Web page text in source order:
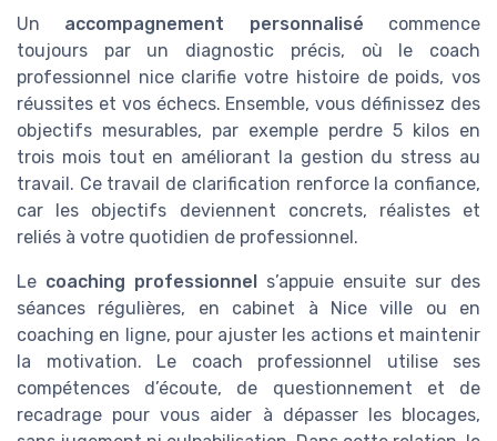
Un accompagnement personnalisé commence
toujours par un diagnostic précis, où le coach
professionnel nice clarifie votre histoire de poids, vos
réussites et vos échecs. Ensemble, vous définissez des
objectifs mesurables, par exemple perdre 5 kilos en
trois mois tout en améliorant la gestion du stress au
travail. Ce travail de clarification renforce la confiance,
car les objectifs deviennent concrets, réalistes et
reliés à votre quotidien de professionnel.
Le coaching professionnel s’appuie ensuite sur des
séances régulières, en cabinet à Nice ville ou en
coaching en ligne, pour ajuster les actions et maintenir
la motivation. Le coach professionnel utilise ses
compétences d’écoute, de questionnement et de
recadrage pour vous aider à dépasser les blocages,